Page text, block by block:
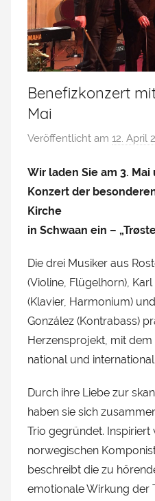
Benefizkonzert
Mai
Veröffentlicht am 12. April
Wir laden Sie am 3. Mai
Konzert der
Kirche
in Schwaan ein –
Die drei Musiker aus
(Violine, Flügelhorn),
(Klavier, Harmonium)
González (Kontrabass)
Herzensprojekt, mit
national und
Durch ihre Liebe zur
haben sie sich
Trio gegründet. Inspiriert
norwegischen
beschreibt die zu
emotionale Wirkung der